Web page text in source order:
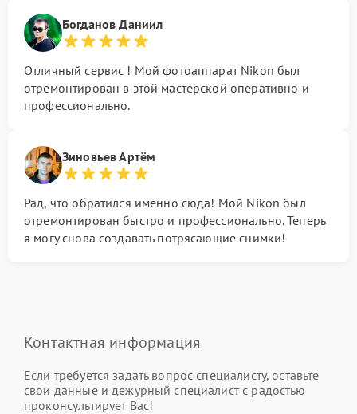
Богданов Даниил
Отличный сервис ! Мой фотоаппарат Nikon был
отремонтирован в этой мастерской оперативно и
профессионально.
Зиновьев Артём
Рад, что обратился именно сюда! Мой Nikon был
отремонтирован быстро и профессионально. Теперь
я могу снова создавать потрясающие снимки!
Контактная информация
Если требуется задать вопрос специалисту, оставьте
свои данные и дежурный специалист с радостью
проконсультирует Вас!